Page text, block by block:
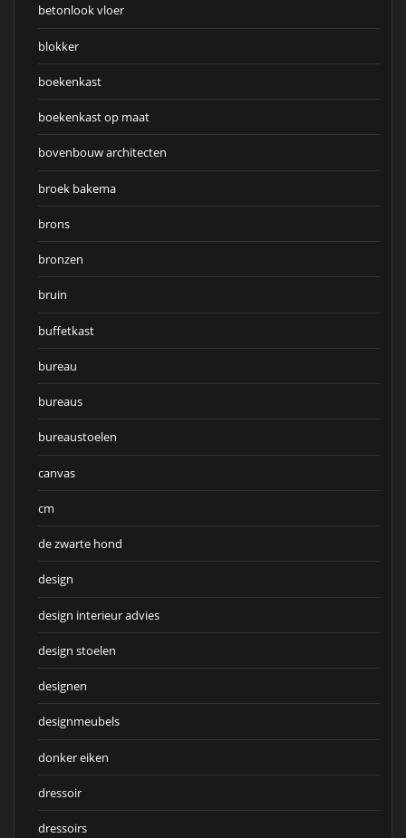
betonlook vloer
blokker
boekenkast
boekenkast op maat
bovenbouw architecten
broek bakema
brons
bronzen
bruin
buffetkast
bureau
bureaus
bureaustoelen
canvas
cm
de zwarte hond
design
design interieur advies
design stoelen
designen
designmeubels
donker eiken
dressoir
dressoirs